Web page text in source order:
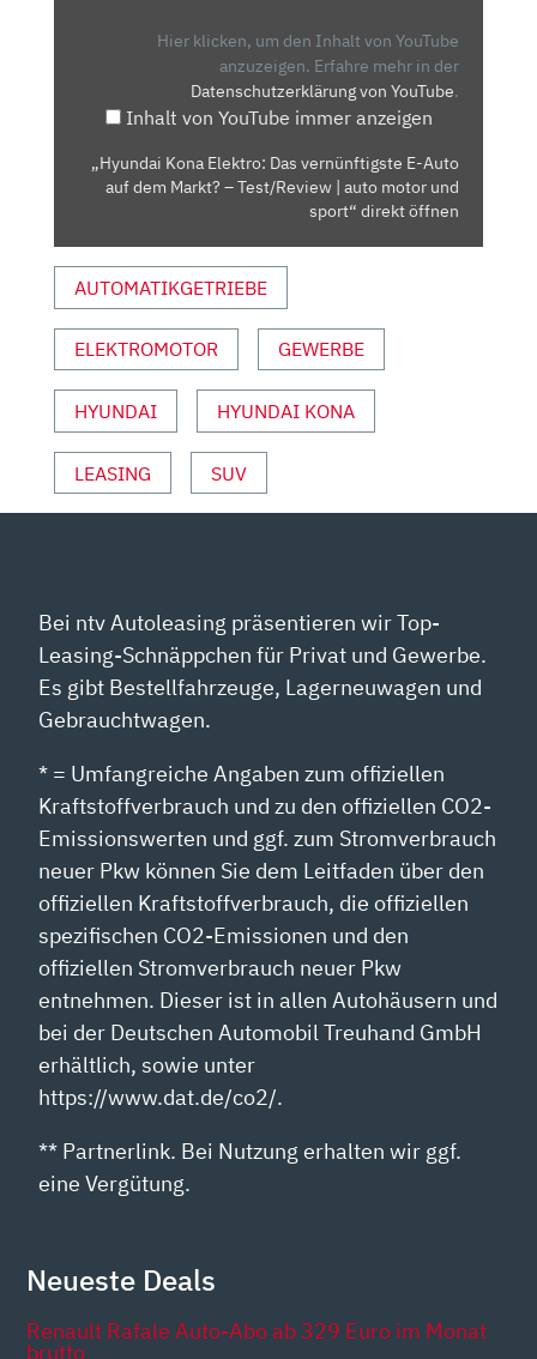
VERNÜNFTIGSTE
MARKT?
|
AUTO
MOTOR
UND
VON
YOUTUBE
ANZEIGEN
Hier klicken, um den Inhalt von YouTube
anzuzeigen. Erfahre mehr in der
Datenschutzerklärung von YouTube.
Inhalt von YouTube immer anzeigen
„Hyundai Kona Elektro: Das vernünftigste E-Auto
auf dem Markt? – Test/Review | auto motor und
sport“ direkt öffnen
AUTOMATIKGETRIEBE
ELEKTROMOTOR GEWERBE
HYUNDAI HYUNDAI KONA
LEASING SUV
Bei ntv Autoleasing präsentieren wir Top-
Leasing-Schnäppchen für Privat und Gewerbe.
Es gibt Bestellfahrzeuge, Lagerneuwagen und
Gebrauchtwagen.
* = Umfangreiche Angaben zum offiziellen
Kraftstoffverbrauch und zu den offiziellen CO2-
Emissionswerten und ggf. zum Stromverbrauch
neuer Pkw können Sie dem Leitfaden über den
offiziellen Kraftstoffverbrauch, die offiziellen
spezifischen CO2-Emissionen und den
offiziellen Stromverbrauch neuer Pkw
entnehmen. Dieser ist in allen Autohäusern und
bei der Deutschen Automobil Treuhand GmbH
erhältlich, sowie unter
https://www.dat.de/co2/.
** Partnerlink. Bei Nutzung erhalten wir ggf.
eine Vergütung.
Neueste Deals
Renault Rafale Auto-Abo ab 329 Euro im Monat
brutto